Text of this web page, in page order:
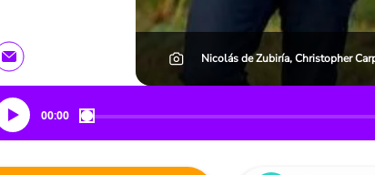
Nicolás de Zubiría, Christopher
00:00